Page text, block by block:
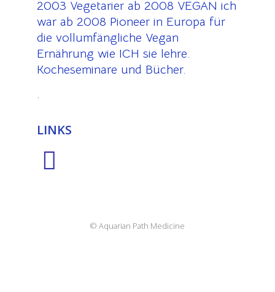
2003 Vegetarier ab 2008 VEGAN ich
war ab 2008 Pioneer in Europa für
die vollumfängliche Vegan
Ernährung wie ICH sie lehre.
Kocheseminare und Bücher.
.
LINKS
© Aquarian Path Medicine